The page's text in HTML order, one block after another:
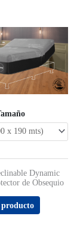
Dynamic
de Obsequio